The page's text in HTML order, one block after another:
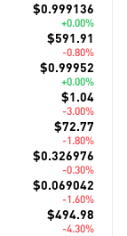
$0.999136
+0.00%
$591.91
-0.80%
$0.99952
+0.00%
$1.04
-3.00%
$72.77
-1.80%
$0.326976
-0.30%
$0.069042
-1.60%
$494.98
-4.30%